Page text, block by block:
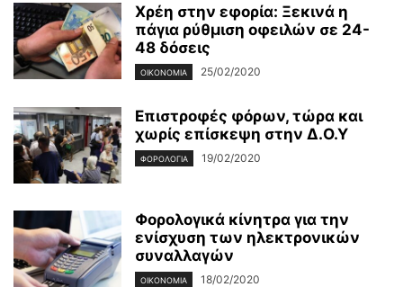
Χρέη στην εφορία: Ξεκινά η
πάγια ρύθμιση οφειλών σε 24-
48 δόσεις
ΟΙΚΟΝΟΜΊΑ 25/02/2020
Επιστροφές φόρων, τώρα και
χωρίς επίσκεψη στην Δ.Ο.Υ
ΦΟΡΟΛΟΓΊΑ 19/02/2020
Φορολογικά κίνητρα για την
ενίσχυση των ηλεκτρονικών
συναλλαγών
ΟΙΚΟΝΟΜΊΑ 18/02/2020